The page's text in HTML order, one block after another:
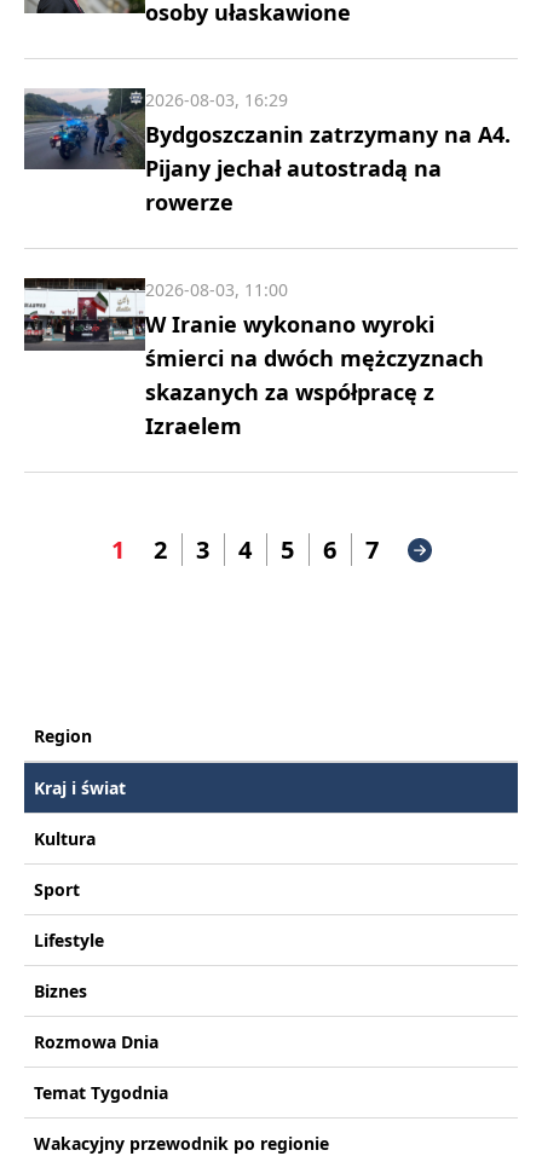
osoby ułaskawione
Bydgoszczanin zatrzymany na A4.
Pijany jechał autostradą na
rowerze
2026-08-03, 16:29
W Iranie wykonano wyroki
śmierci na dwóch mężczyznach
skazanych za współpracę z
Izraelem
2026-08-03, 11:00
1 2 3 4 5 6 7
Region
Kraj i świat
Kultura
Sport
Lifestyle
Biznes
Rozmowa Dnia
Temat Tygodnia
Wakacyjny przewodnik po regionie